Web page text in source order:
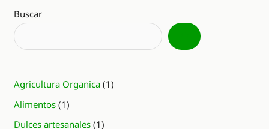
Buscar
Agricultura Organica (1)
Alimentos (1)
Dulces artesanales (1)